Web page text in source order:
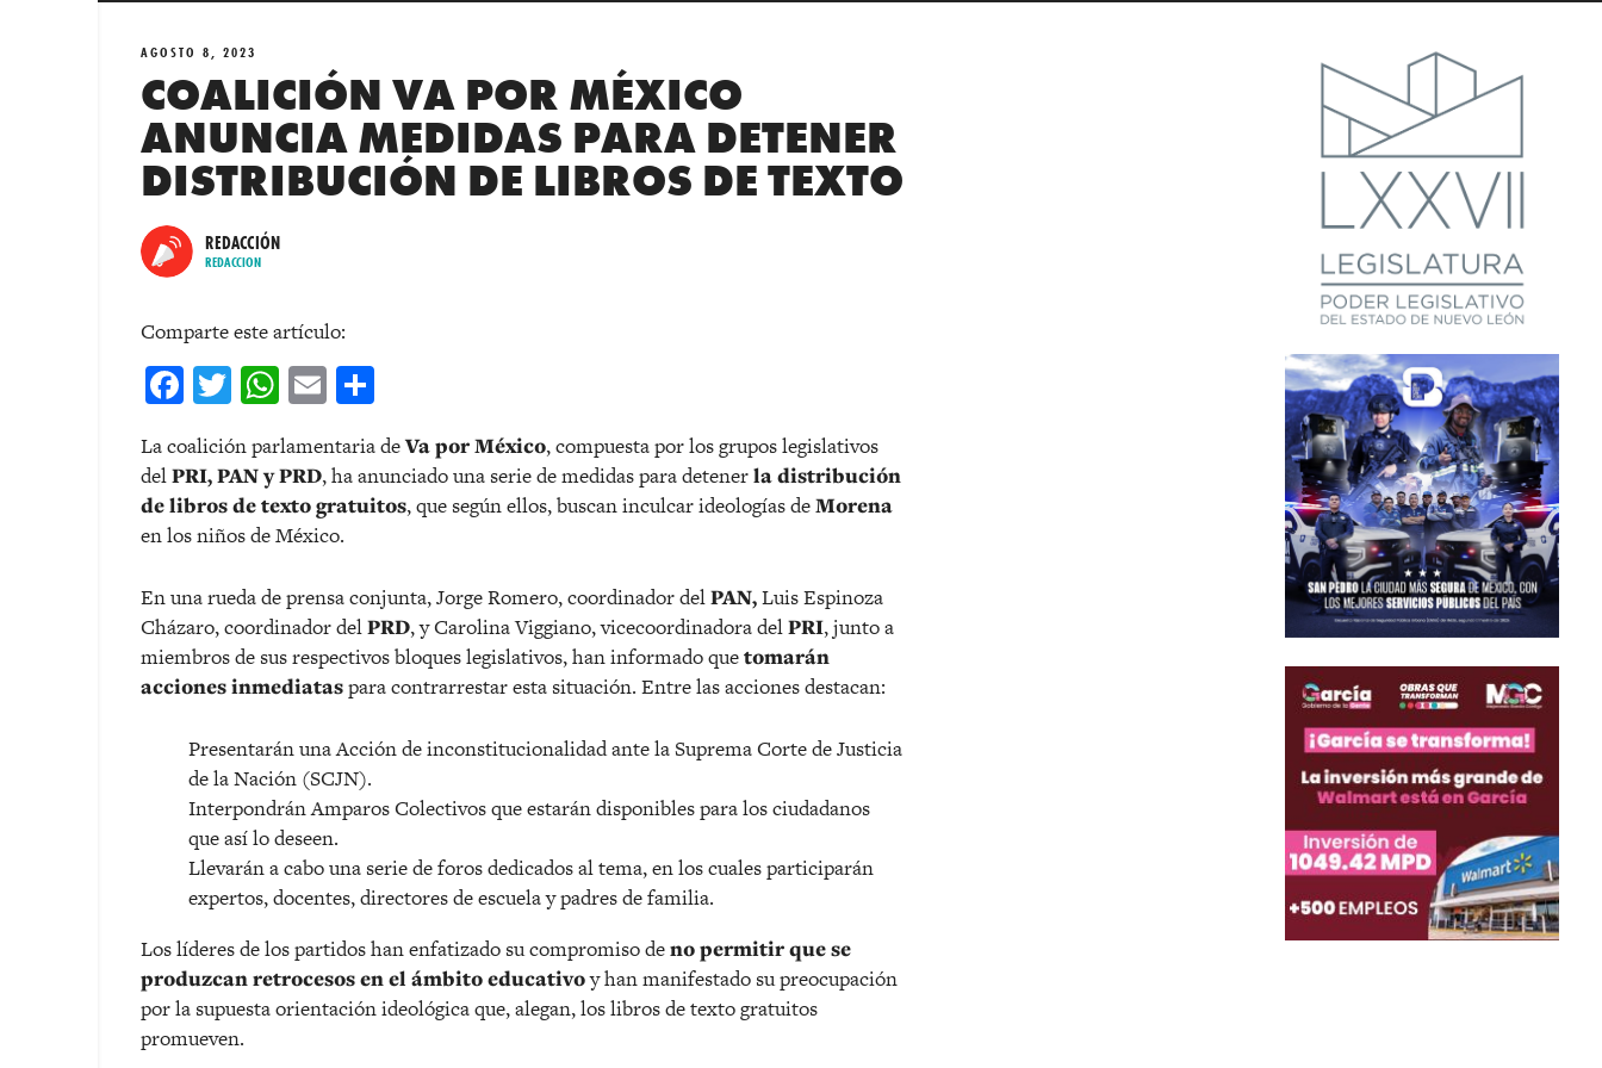
AGOSTO 8, 2023
COALICIÓN VA POR MÉXICO
ANUNCIA MEDIDAS PARA DETENER
DISTRIBUCIÓN DE LIBROS DE TEXTO
REDACCIÓN
REDACCION
Comparte este artículo:
Facebook
Twitter
WhatsApp
Email
La coalición parlamentaria deVa por México, compuesta por los grupos legislativos
delPRI, PAN y PRD, ha anunciado una serie de medidas para detenerla distribución
de libros de texto gratuitos, que según ellos, buscan inculcar ideologías deMorena
en los niños de México.
En una rueda de prensa conjunta, Jorge Romero, coordinador delPAN,Luis Espinoza
Cházaro, coordinador delPRD, y Carolina Viggiano, vicecoordinadora delPRI, junto a
miembros de sus respectivos bloques legislativos, han informado quetomarán
acciones inmediataspara contrarrestar esta situación. Entre las acciones destacan:
Presentarán una Acción de inconstitucionalidad ante la Suprema Corte de Justicia
de la Nación (SCJN).
Interpondrán Amparos Colectivos que estarán disponibles para los ciudadanos
que así lo deseen.
Llevarán a cabo una serie de foros dedicados al tema, en los cuales participarán
expertos, docentes, directores de escuela y padres de familia.
Los líderes de los partidos han enfatizado su compromiso deno permitir que se
produzcan retrocesos en el ámbito educativoy han manifestado su preocupación
por la supuesta orientación ideológica que, alegan, los libros de texto gratuitos
promueven.